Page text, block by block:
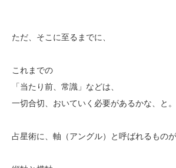
ただ、そこに至るまでに、
これまでの
「当たり前、常識」などは、
一切合切、おいていく必要があるかな、と。
占星術に、軸（アングル）と呼ばれるものが